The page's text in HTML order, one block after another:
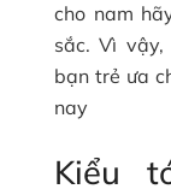
cho nam
sắc. Vì vậy,
bạn trẻ ưa
nay
Kiểu